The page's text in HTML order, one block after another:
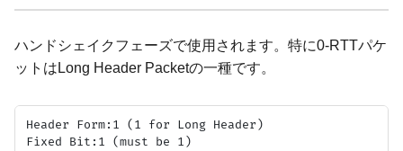
ハンドシェイクフェーズで使用されます。特に0-RTTパケ
ットはLong Header Packetの一種です。
Header Form:1 (1 for Long Header)
Fixed Bit:1 (must be 1)